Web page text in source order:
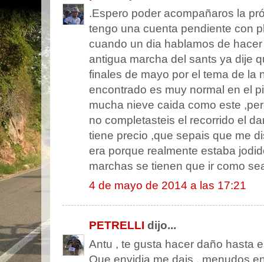
.Espero poder acompañaros la
tengo una cuenta pendiente con
cuando un dia hablamos de
antigua marcha del sants ya dije
finales de mayo por el tema de la
encontrado es muy normal en el
mucha nieve caida como este
no completasteis el recorrido el
tiene precio ,que sepais que me
era porque realmente estaba
marchas se tienen que ir como
4 de mayo de 2014 a las 17:21
PETRELLI dijo...
Antu , te gusta hacer daño hasta
Que envidia me dais , menudos